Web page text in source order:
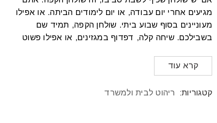
מגיעים אחרי יום עבודה, או יום לימודים הביתה. או אפילו
מעוניינים בסוף שבוע ביתי. שולחן הקפה, תמיד שם
בשבילכם. שיחה קלה, דפדוף במגזינים, או אפילו פשוט
קרא עוד
קטגוריות: ריהוט לבית ולמשרד